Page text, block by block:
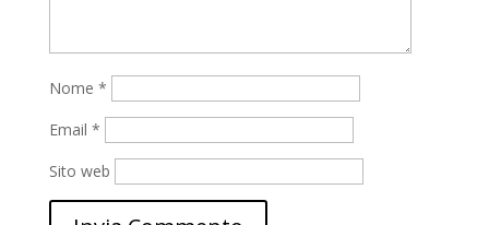
Nome *
Email *
Sito web